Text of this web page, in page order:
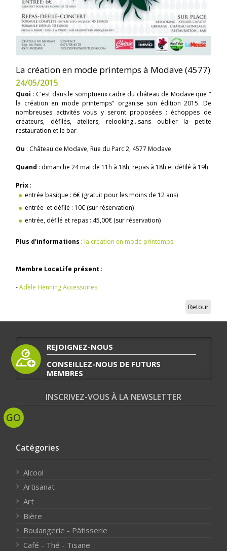
La création en mode printemps à Modave (4577)
24/05/2015
Quoi : C'est dans le somptueux cadre du château de Modave que "
la création en mode printemps" organise son édition 2015. De
nombreuses activités vous y seront proposées : échoppes de
créateurs, défilés, ateliers, relooking...sans oublier la petite
restauration et le bar
Ou : Château de Modave, Rue du Parc 2, 4577 Modave
Quand : dimanche 24 mai de 11h à 18h, repas à 18h et défilé à 19h
Prix :
entrée basique : 6€ (gratuit pour les moins de 12 ans)
entrée et défilé : 10€ (sur réservation)
entrée, défilé et repas : 45,00€ (sur réservation)
Plus d'informations : la création en mode printemps
Membre LocaLife présent :
-Adèle Henning Accessoires
Retour
REJOIGNEZ-NOUS
CONSEILLEZ-NOUS DE FUTURS
MEMBRES
INSCRIVEZ-VOUS À LA NEWSLETTER
Catégories
Alcool
Artisanat
Art
Bière
Boulangerie - Pâtisserie
Café - Thé - Tisane